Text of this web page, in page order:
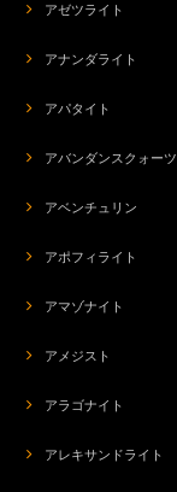
アゼツライト
アナンダライト
アパタイト
アバンダンスクォーツ
アベンチュリン
アポフィライト
アマゾナイト
アメジスト
アラゴナイト
アレキサンドライト